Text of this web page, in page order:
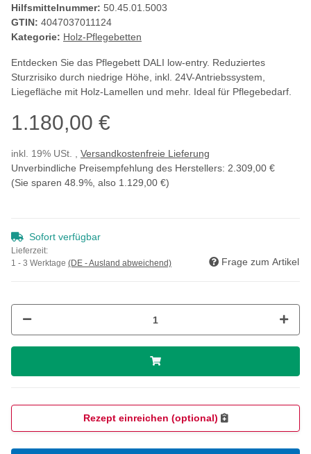
Hilfsmittelnummer: 50.45.01.5003
GTIN: 4047037011124
Kategorie: Holz-Pflegebetten
Entdecken Sie das Pflegebett DALI low-entry. Reduziertes
Sturzrisiko durch niedrige Höhe, inkl. 24V-Antriebssystem,
Liegefläche mit Holz-Lamellen und mehr. Ideal für Pflegebedarf.
1.180,00 €
inkl. 19% USt. , Versandkostenfreie Lieferung
Unverbindliche Preisempfehlung des Herstellers: 2.309,00 €
(Sie sparen 48.9% , also 1.129,00 €)
Sofort verfügbar
Lieferzeit:
1 - 3 Werktage (DE - Ausland abweichend) Frage zum Artikel
Rezept einreichen (optional)